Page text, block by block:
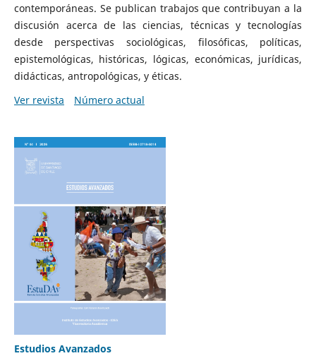
contemporáneas. Se publican trabajos que contribuyan a la
discusión acerca de las ciencias, técnicas y tecnologías
desde perspectivas sociológicas, filosóficas, políticas,
epistemológicas, históricas, lógicas, económicas, jurídicas,
didácticas, antropológicas, y éticas.
Ver revista
Número actual
Estudios Avanzados